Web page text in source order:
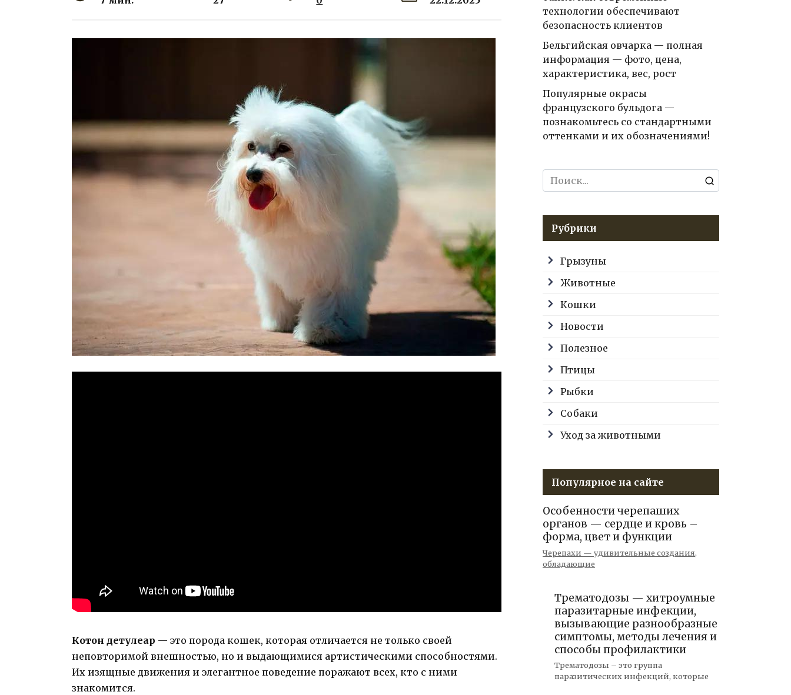
Котон детулеар — это порода кошек, которая отличается не только своей
неповторимой внешностью, но и выдающимися артистическими способностями.
Их изящные движения и элегантное поведение поражают всех, кто с ними
знакомится.
технологии обеспечивают
безопасность клиентов
Бельгийская овчарка — полная
информация — фото, цена,
характеристика, вес, рост
Популярные окрасы
французского бульдога —
познакомьтесь со стандартными
оттенками и их обозначениями!
Search
for:
Рубрики
Грызуны
Животные
Кошки
Новости
Полезное
Птицы
Рыбки
Собаки
Уход за животными
Популярное на сайте
Особенности черепаших
органов — сердце и кровь –
форма, цвет и функции
Черепахи — удивительные создания,
обладающие
Трематодозы — хитроумные
паразитарные инфекции,
вызывающие разнообразные
симптомы, методы лечения и
способы профилактики
Трематодозы – это группа
паразитических инфекций, которые